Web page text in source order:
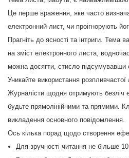
Це перше враження, яке часто
електронний лист, чи проігнорують
Прагніть до ясності та інтриги. Тема
на зміст електронного листа,
можна досягти, стисло підсумувавши
Уникайте використання
Журналісти щодня отримують безліч
будьте прямолінійними та прямими.
викладення основного повідомлення.
Ось кілька порад щодо створення
Для зручності читання не більше 10